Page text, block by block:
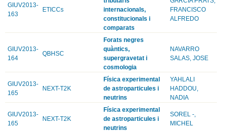
GIUV2013-
163
ETICCs
internacionals,
constitucionals i
comparats
FRANCISCO
ALFREDO
GIUV2013-
164
QBHSC
Forats negres
quàntics,
supergravetat i
cosmologia
NAVARRO
SALAS, JOSE
GIUV2013-
165
NEXT-T2K
Física experimental
de astroparticules i
neutrins
YAHLALI
HADDOU,
NADIA
GIUV2013-
165
NEXT-T2K
Física experimental
de astroparticules i
neutrins
SOREL -,
MICHEL